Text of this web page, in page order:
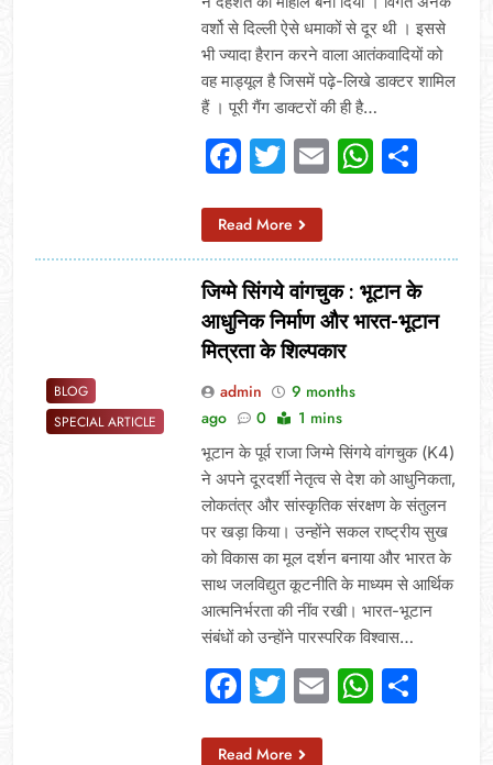
वर्शो से दिल्ली ऐसे धमाकों से दूर थी । इससे
भी ज्यादा हैरान करने वाला आतंकवादियों को
वह माड्यूल है जिसमें पढ़े-लिखे डाक्टर शामिल
हैं । पूरी गैंग डाक्टरों की ही है…
Facebook
Twitter
Email
Read More
BLOG
SPECIAL ARTICLE
जिग्मे सिंगये वांगचुक : भूटान के
आधुनिक निर्माण और भारत-भूटान
मित्रता के शिल्पकार
admin
9 months
ago
0 1 mins
भूटान के पूर्व राजा जिग्मे सिंगये वांगचुक (K4)
ने अपने दूरदर्शी नेतृत्व से देश को आधुनिकता,
लोकतंत्र और सांस्कृतिक संरक्षण के संतुलन
पर खड़ा किया। उन्होंने सकल राष्ट्रीय सुख
को विकास का मूल दर्शन बनाया और भारत के
साथ जलविद्युत कूटनीति के माध्यम से आर्थिक
आत्मनिर्भरता की नींव रखी। भारत-भूटान
संबंधों को उन्होंने पारस्परिक विश्वास…
Facebook
Twitter
Email
Read More